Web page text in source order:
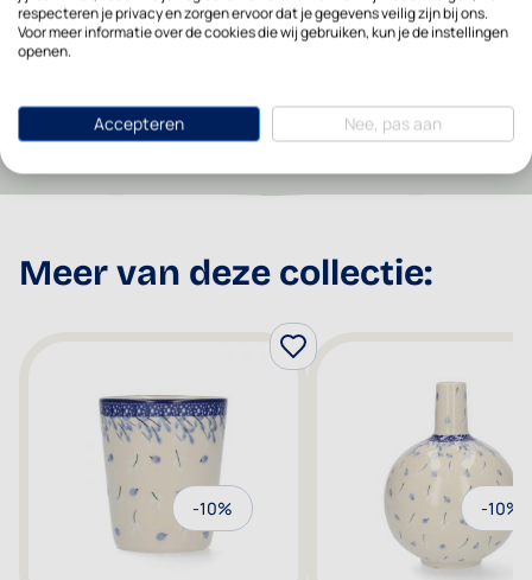
Vaatwasserbestendig
Advies verkoop prijs 52,95
Meer van deze collectie:
-10% -10%
respecteren je privacy en zorgen ervoor dat je gegevens veilig zijn bij ons.
Voor meer informatie over de cookies die wij gebruiken, kun je de instellingen
openen.
Accepteren Nee, pas aan